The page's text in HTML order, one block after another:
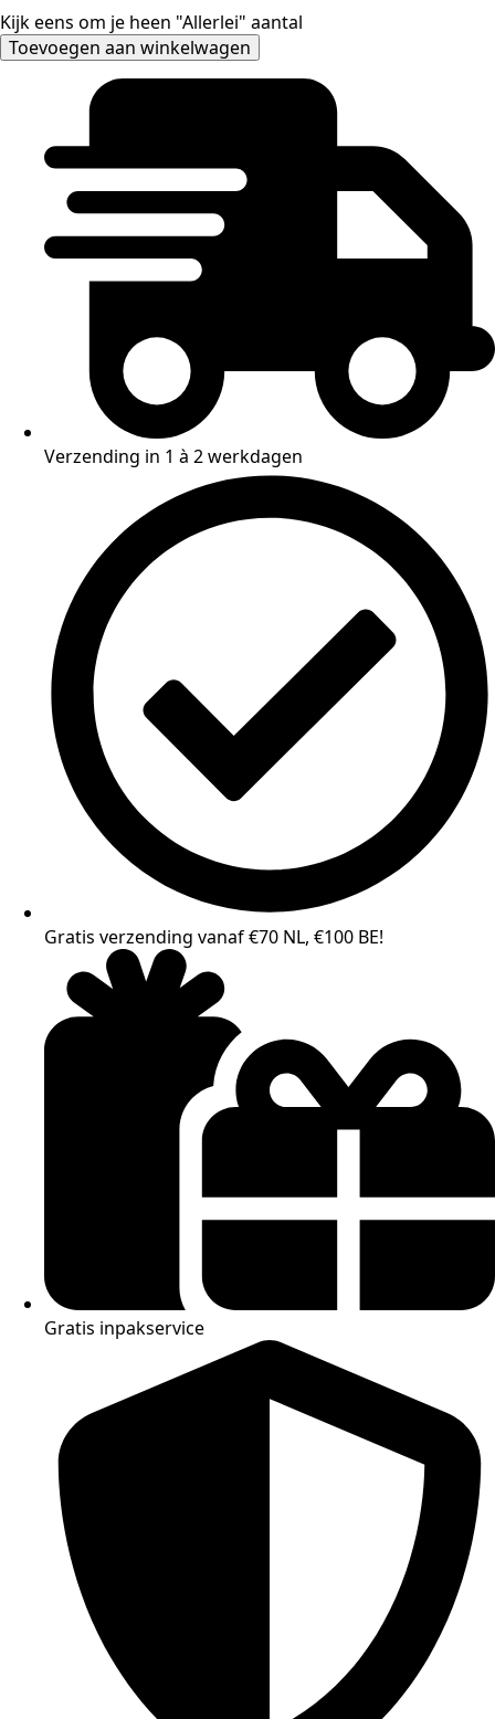
Kijk eens om je heen "Allerlei" aantal
Toevoegen aan winkelwagen
Verzending in 1 à 2 werkdagen
Gratis verzending vanaf €70 NL, €100 BE!
Gratis inpakservice